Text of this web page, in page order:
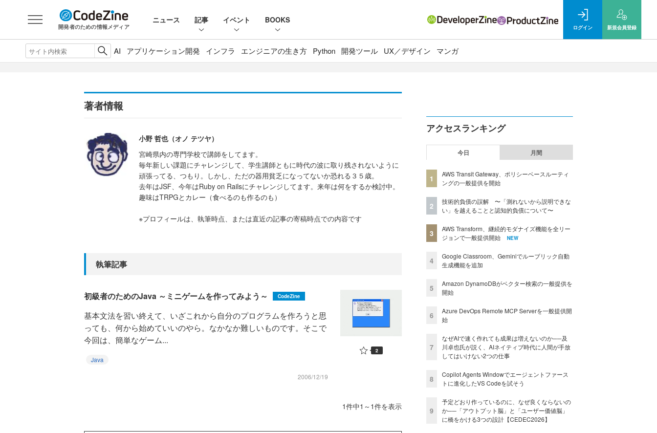
開発者のための情報メディア
ニュース 記事 イベント BOOKS
ログイン 新規会員登録
AI アプリケーション開発 インフラ エンジニアの生き方 Python 開発ツール UX／デザイン マンガ
著者情報
小野 哲也（オノ テツヤ）
宮崎県内の専門学校で講師をしてます。
毎年新しい課題にチャレンジして、学生講師ともに時代の波に取り残されないように
頑張ってる、つもり。しかし、ただの器用貧乏になってないか恐れる３５歳。
去年はJSF、今年はRuby on Railsにチャレンジしてます。来年は何をするか検討中。
趣味はTRPGとカレー（食べるのも作るのも）
※プロフィールは、執筆時点、または直近の記事の寄稿時点での内容です
執筆記事
初級者のためのJava ～ミニゲームを作ってみよう～ CodeZine
基本文法を習い終えて、いざこれから自分のプログラムを作ろうと思
っても、何から始めていいのやら。なかなか難しいものです。そこで
今回は、簡単なゲーム...
Java
2006/12/19
2
1件中1～1件を表示
アクセスランキング
今日 月間
1
AWS Transit Gateway、ポリシーベースルーティ
ングの一般提供を開始
2
技術的負債の誤解 〜「測れないから説明できな
い」を越えることと認知的負債について〜
3
AWS Transform、継続的モダナイズ機能を全リー
ジョンで一般提供開始
NEW
4
Google Classroom、Geminiでルーブリック自動
生成機能を追加
5
Amazon DynamoDBがベクター検索の一般提供を
開始
6
Azure DevOps Remote MCP Serverを一般提供開
始
7
なぜAIで速く作れても成果は増えないのか──及
川卓也氏が説く、AIネイティブ時代に人間が手放
してはいけない2つの仕事
8
Copilot Agents Windowでエージェントファース
トに進化したVS Codeを試そう
9
予定どおり作っているのに、なぜ良くならないの
か──「アウトプット脳」と「ユーザー価値脳」
に橋をかける3つの設計【CEDEC2026】